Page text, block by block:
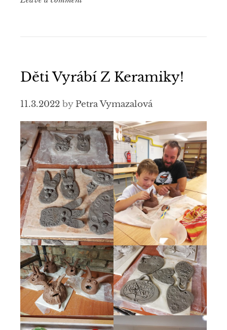
Děti Vyrábí Z Keramiky!
11.3.2022 byPetra Vymazalová